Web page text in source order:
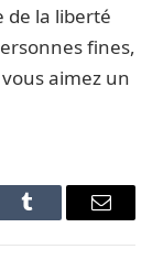
de la liberté
fines,
aimez un
Tumblr Email